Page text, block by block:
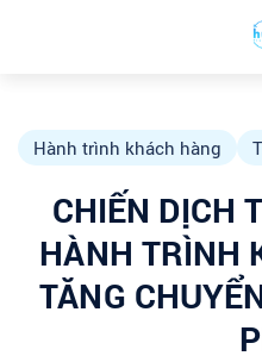
Hành trình khách hàng
CHIẾN DỊCH
HÀNH TRÌNH
TĂNG